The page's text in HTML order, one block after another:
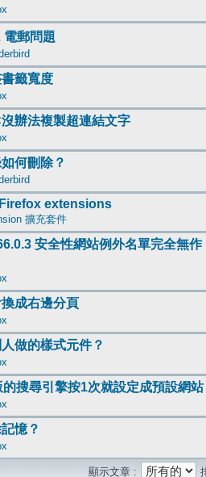
電郵問題
籤寬度
辦法複製超連結文字
何刪除？
extensions
擴充套件
安全性網站例外名單完全無作
成右邊分頁
做的樣式元件？
搜尋引擎按1次就設定成預設網站
憶？
顯示文章 :